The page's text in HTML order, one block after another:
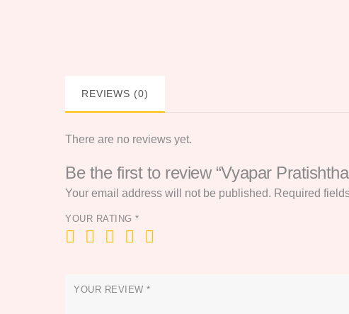
REVIEWS (0)
There are no reviews yet.
Be the first to review “Vyapar
Your email address will not be published. Required
YOUR RATING*
YOUR REVIEW*